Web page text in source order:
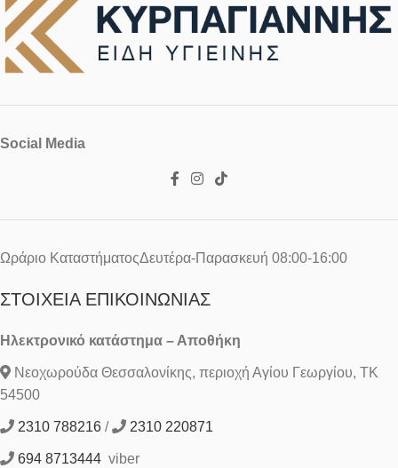
Social Media
Ωράριο ΚαταστήματοςΔευτέρα-Παρασκευή 08:00-16:00
ΣΤΟΙΧΕΊΑ ΕΠΙΚΟΙΝΩΝΊΑΣ
Ηλεκτρονικό κατάστημα – Αποθήκη
Νεοχωρούδα Θεσσαλονίκης, περιοχή Αγίου Γεωργίου, ΤΚ
54500
2310 788216 / 2310 220871
694 8713444 viber